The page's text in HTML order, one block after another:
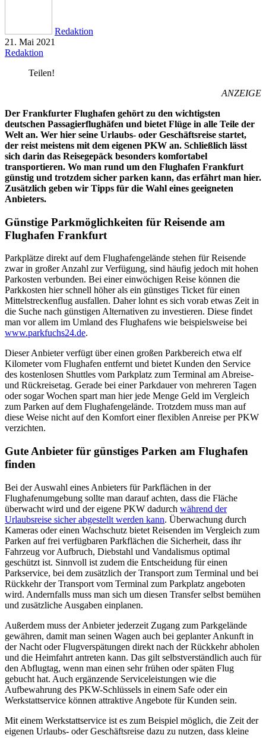
Redaktion
21. Mai 2021
Redaktion
Teilen!
ANZEIGE
Der Frankfurter Flughafen gehört zu den wichtigsten
deutschen Passagierflughäfen und bietet Flüge in alle Teile der
Welt an. Wer hier seine Urlaubs- oder Geschäftsreise startet,
der reist meistens mit dem eigenen PKW an. Schließlich lässt
sich darin das Reisegepäck besonders komfortabel
transportieren. Wo man rund um den Flughafen Frankfurt
günstig und trotzdem sicher parken kann, das erfährt man hier.
Zusätzlich geben wir Tipps für die Wahl eines geeigneten
Anbieters.
Günstige Parkmöglichkeiten für Reisende am
Flughafen Frankfurt
Parkplätze direkt auf dem Flughafengelände stehen für Reisende
zwar in großer Anzahl zur Verfügung, sind häufig jedoch mit hohen
Parkosten verbunden. Bei einer einwöchigen Reise können die
Parkkosten hier schnell höher als ein günstiges Ticket für einen
Mittelstreckenflug ausfallen. Daher lohnt es sich vorab etwas Zeit in
die Suche nach günstigen Alternativen zu investieren. Diese findet
man vor allem im Umland des Flughafens wie beispielsweise bei
www.parkfuchs24.de.
Dieser Anbieter verfügt über einen großen Parkbereich etwa elf
Kilometer vom Flughafen entfernt und bietet Kunden den Service
des kostenlosen Shuttles vom Parkplatz zum Terminal am Abreise-
und Rückreisetag. Gerade bei einer Parkdauer von mehreren Tagen
oder sogar Wochen spart man hier jede Menge Geld im Vergleich
zum Parken auf dem Flughafengelände. Trotzdem muss man auf
diese Weise nicht auf den Komfort einer flexiblen Anreise per PKW
verzichten.
Gute Anbieter für günstiges Parken am Flughafen
finden
Bei der Auswahl eines Anbieters für Parkflächen in der
Flughafenumgebung sollte man darauf achten, dass die Fläche
überwacht wird und der eigene PKW dadurch während der
Urlaubsreise sicher abgestellt werden kann. Überwachung durch
Kameras oder einen Wachschutz bietet Reisenden im Vergleich zum
Parken auf frei verfügbaren Parkflächen die Sicherheit, dass ihr
Fahrzeug vor Aufbruch, Diebstahl und Vandalismus optimal
geschützt ist. Sinnvoll ist zudem die Entscheidung für einen
Parkservice, bei dem zusätzlich der Transport zum Terminal und bei
Rückkehr der Transport vom Terminal zum Parkplatz angeboten
wird. Andernfalls muss man sich um diesen Transfer selbst bemühen
und zusätzliche Ausgaben einplanen.
Außerdem muss der Anbieter jederzeit Zugang zum Parkgelände
gewähren, damit man seinen Wagen auch bei geplanter Ankunft in
der Nacht oder Flugverspätungen direkt nach der Rückkehr abholen
und die Heimfahrt antreten kann. Das gilt selbstverständlich auch für
den Abflugtag, wenn man einen sehr frühen oder späten Flug
gebucht hat. Auch ergänzende Serviceleistungen wie die
Aufbewahrung des PKW-Schlüssels in einem Safe oder ein
Werkstattservice können attraktive Angebote für Kunden sein.
Mit einem Werkstattservice ist es zum Beispiel möglich, die Zeit der
eigenen Urlaubs- oder Geschäftsreise dazu zu nutzen, dass kleine